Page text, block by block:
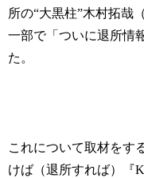
所の“大黒柱”木村拓哉
一部で「ついに退所情
た。
これについて取材をす
けば（退所すれば）『